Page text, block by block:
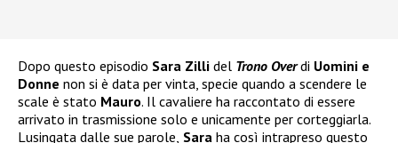
Dopo questo episodio Sara Zilli del Trono Overdi Uomini e
Donne non si è data per vinta, specie quando a scendere le
scale è stato Mauro. Il cavaliere ha raccontato di essere
arrivato in trasmissione solo e unicamente per corteggiarla.
Lusingata dalle sue parole, Sara ha così intrapreso questo